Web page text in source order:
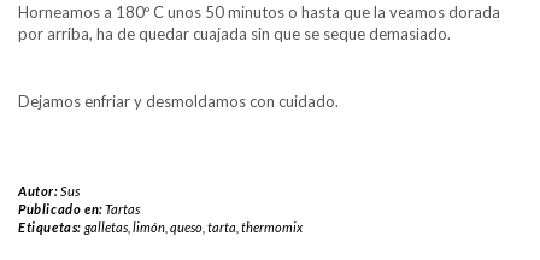
Horneamos a 180º C unos 50 minutos o hasta que la veamos dorada
por arriba, ha de quedar cuajada sin que se seque demasiado.
Dejamos enfriar y desmoldamos con cuidado.
Autor:Sus
Publicado en:Tartas
Etiquetas: galletas, limón, queso, tarta thermomix